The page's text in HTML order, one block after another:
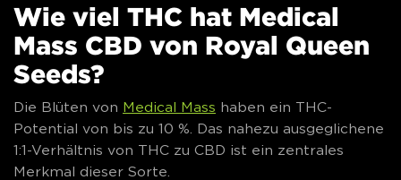
Wie viel THC hat Medical
Mass CBD von Royal Queen
Seeds?
Die Blüten von Medical Mass haben ein THC-
Potential von bis zu 10 %. Das nahezu ausgeglichene
1:1-Verhältnis von THC zu CBD ist ein zentrales
Merkmal dieser Sorte.